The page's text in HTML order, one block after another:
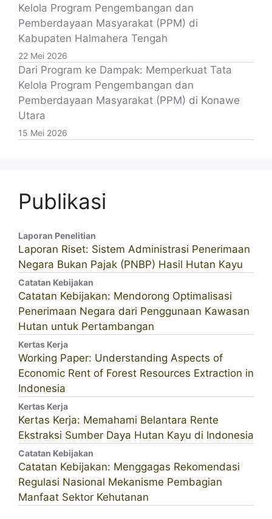
Kelola Program Pengembangan dan
Pemberdayaan Masyarakat (PPM) di
Kabupaten Halmahera Tengah
22 Mei 2026
Dari Program ke Dampak: Memperkuat Tata
Kelola Program Pengembangan dan
Pemberdayaan Masyarakat (PPM) di Konawe
Utara
15 Mei 2026
Publikasi
Laporan Penelitian
Laporan Riset: Sistem Administrasi Penerimaan
Negara Bukan Pajak (PNBP) Hasil Hutan Kayu
Catatan Kebijakan
Catatan Kebijakan: Mendorong Optimalisasi
Penerimaan Negara dari Penggunaan Kawasan
Hutan untuk Pertambangan
Kertas Kerja
Working Paper: Understanding Aspects of
Economic Rent of Forest Resources Extraction in
Indonesia
Kertas Kerja
Kertas Kerja: Memahami Belantara Rente
Ekstraksi Sumber Daya Hutan Kayu di Indonesia
Catatan Kebijakan
Catatan Kebijakan: Menggagas Rekomendasi
Regulasi Nasional Mekanisme Pembagian
Manfaat Sektor Kehutanan